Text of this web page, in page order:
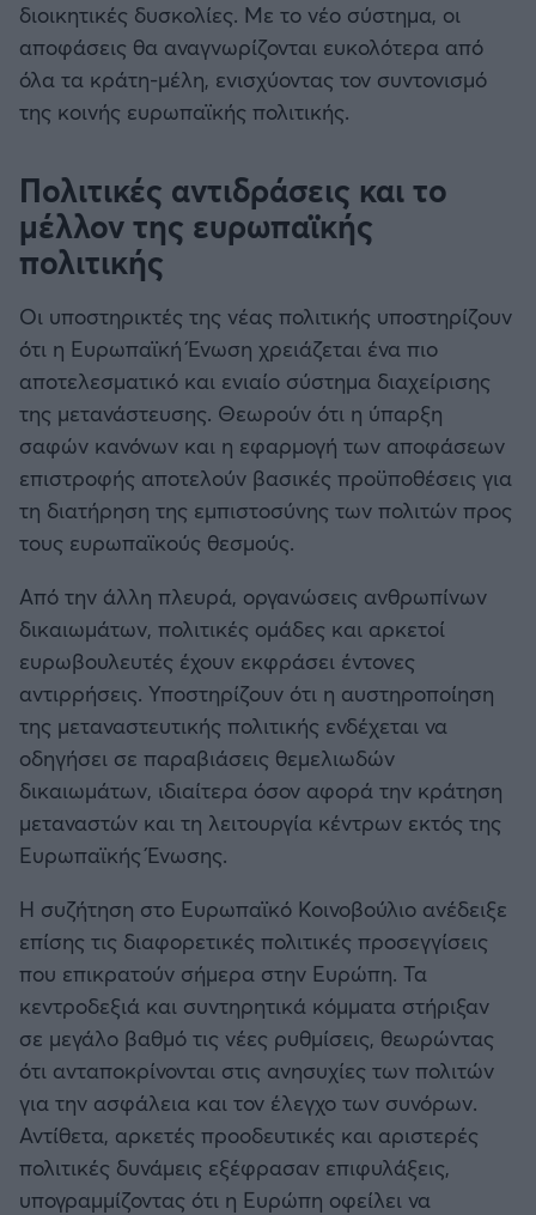
διοικητικές δυσκολίες. Με το νέο σύστημα, οι
αποφάσεις θα αναγνωρίζονται ευκολότερα από
όλα τα κράτη-μέλη, ενισχύοντας τον συντονισμό
της κοινής ευρωπαϊκής πολιτικής.
Πολιτικές αντιδράσεις και το
μέλλον της ευρωπαϊκής
πολιτικής
Οι υποστηρικτές της νέας πολιτικής υποστηρίζουν
ότι η Ευρωπαϊκή Ένωση χρειάζεται ένα πιο
αποτελεσματικό και ενιαίο σύστημα διαχείρισης
της μετανάστευσης. Θεωρούν ότι η ύπαρξη
σαφών κανόνων και η εφαρμογή των αποφάσεων
επιστροφής αποτελούν βασικές προϋποθέσεις για
τη διατήρηση της εμπιστοσύνης των πολιτών προς
τους ευρωπαϊκούς θεσμούς.
Από την άλλη πλευρά, οργανώσεις ανθρωπίνων
δικαιωμάτων, πολιτικές ομάδες και αρκετοί
ευρωβουλευτές έχουν εκφράσει έντονες
αντιρρήσεις. Υποστηρίζουν ότι η αυστηροποίηση
της μεταναστευτικής πολιτικής ενδέχεται να
οδηγήσει σε παραβιάσεις θεμελιωδών
δικαιωμάτων, ιδιαίτερα όσον αφορά την κράτηση
μεταναστών και τη λειτουργία κέντρων εκτός της
Ευρωπαϊκής Ένωσης.
Η συζήτηση στο Ευρωπαϊκό Κοινοβούλιο ανέδειξε
επίσης τις διαφορετικές πολιτικές προσεγγίσεις
που επικρατούν σήμερα στην Ευρώπη. Τα
κεντροδεξιά και συντηρητικά κόμματα στήριξαν
σε μεγάλο βαθμό τις νέες ρυθμίσεις, θεωρώντας
ότι ανταποκρίνονται στις ανησυχίες των πολιτών
για την ασφάλεια και τον έλεγχο των συνόρων.
Αντίθετα, αρκετές προοδευτικές και αριστερές
πολιτικές δυνάμεις εξέφρασαν επιφυλάξεις,
υπογραμμίζοντας ότι η Ευρώπη οφείλει να